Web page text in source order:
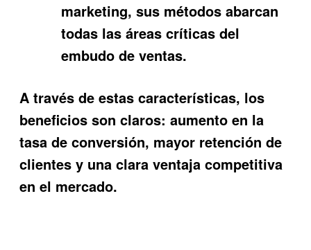
marketing, sus métodos abarcan
todas las áreas críticas del
embudo de ventas.
A través de estas características, los
beneficios son claros: aumento en la
tasa de conversión, mayor retención de
clientes y una clara ventaja competitiva
en el mercado.